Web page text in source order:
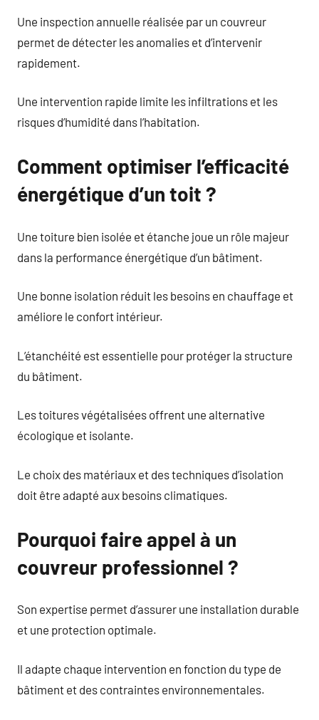
Une inspection annuelle réalisée par un couvreur
permet de détecter les anomalies et d’intervenir
rapidement.
Une intervention rapide limite les infiltrations et les
risques d’humidité dans l’habitation.
Comment optimiser l’efficacité
énergétique d’un toit ?
Une toiture bien isolée et étanche joue un rôle majeur
dans la performance énergétique d’un bâtiment.
Une bonne isolation réduit les besoins en chauffage et
améliore le confort intérieur.
L’étanchéité est essentielle pour protéger la structure
du bâtiment.
Les toitures végétalisées offrent une alternative
écologique et isolante.
Le choix des matériaux et des techniques d’isolation
doit être adapté aux besoins climatiques.
Pourquoi faire appel à un
couvreur professionnel ?
Son expertise permet d’assurer une installation durable
et une protection optimale.
Il adapte chaque intervention en fonction du type de
bâtiment et des contraintes environnementales.